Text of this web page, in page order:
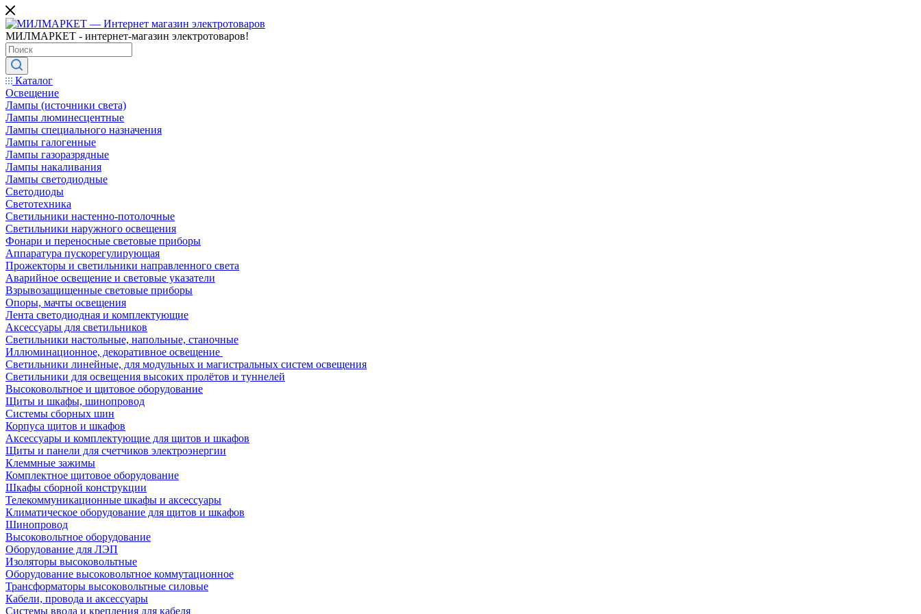
МИЛМАРКЕТ - интернет-магазин электротоваров!
Каталог
Освещение
Лампы (источники света)
Лампы люминесцентные
Лампы специального назначения
Лампы галогенные
Лампы газоразрядные
Лампы накаливания
Лампы светодиодные
Светодиоды
Светотехника
Светильники настенно-потолочные
Светильники наружного освещения
Фонари и переносные световые приборы
Аппаратура пускорегулирующая
Прожекторы и светильники направленного света
Аварийное освещение и световые указатели
Взрывозащищенные световые приборы
Опоры, мачты освещения
Лента светодиодная и комплектующие
Аксессуары для светильников
Светильники настольные, напольные, станочные
Иллюминационное, декоративное освещение
Светильники линейные, для модульных и магистральных систем освещения
Светильники для освещения высоких пролётов и туннелей
Высоковольтное и щитовое оборудование
Щиты и шкафы, шинопровод
Системы сборных шин
Корпуса щитов и шкафов
Аксессуары и комплектующие для щитов и шкафов
Щиты и панели для счетчиков электроэнергии
Клеммные зажимы
Комплектное щитовое оборудование
Шкафы сборной конструкции
Телекоммуникационные шкафы и аксессуары
Климатическое оборудование для щитов и шкафов
Шинопровод
Высоковольтное оборудование
Оборудование для ЛЭП
Изоляторы высоковольтные
Оборудование высоковольтное коммутационное
Трансформаторы высоковольтные силовые
Кабели, провода и аксессуары
Системы ввода и крепления для кабеля